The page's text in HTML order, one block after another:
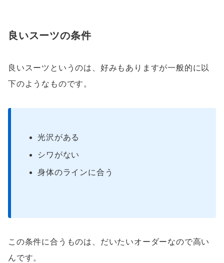
良いスーツの条件
良いスーツというのは、好みもありますが一般的に以
下のようなものです。
光沢がある
シワがない
身体のラインに合う
この条件に合うものは、だいたいオーダーなので高い
んです。